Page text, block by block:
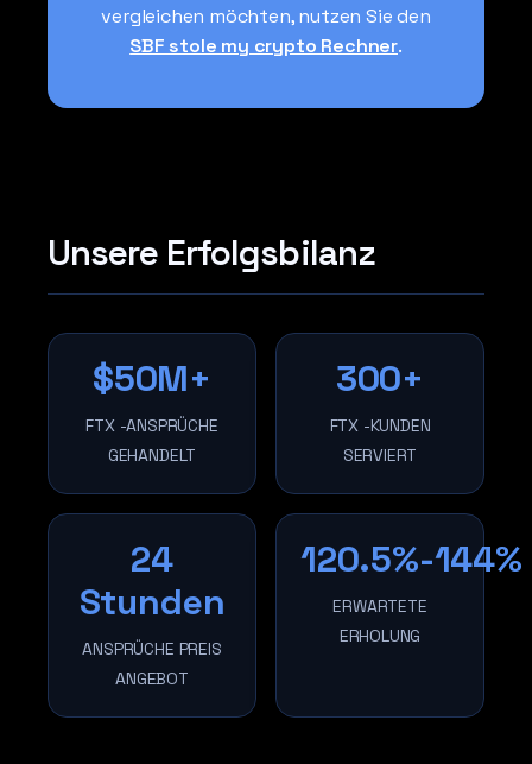
vergleichen möchten, nutzen Sie den
SBF stole my crypto Rechner.
Unsere Erfolgsbilanz
$50M+
FTX -ANSPRÜCHE
GEHANDELT
300+
FTX -KUNDEN
SERVIERT
24
Stunden
ANSPRÜCHE PREIS
ANGEBOT
120.5%-144%
ERWARTETE
ERHOLUNG